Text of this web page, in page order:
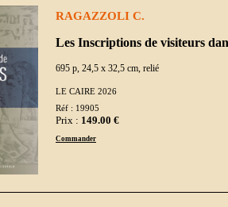
RAGAZZOLI C.
Les Inscriptions de visiteurs
695 p, 24,5 x 32,5 cm, relié
LE CAIRE 2026
Réf : 19905
Prix : 149.00 €
Commander